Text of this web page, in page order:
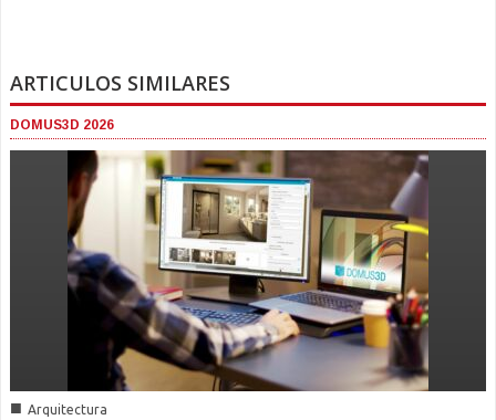
ARTICULOS SIMILARES
DOMUS3D 2026
■ Arquitectura